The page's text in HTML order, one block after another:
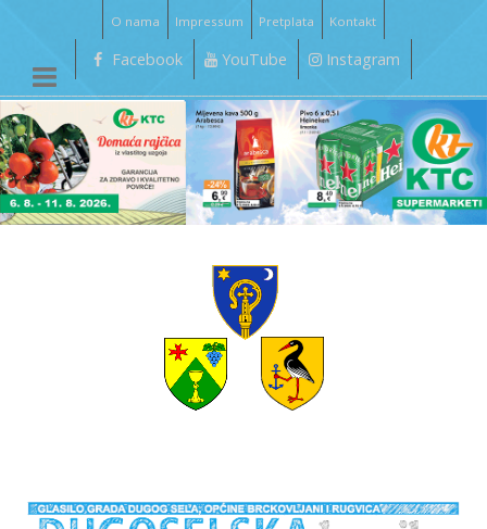
O nama Impressum Pretplata Kontakt
Facebook YouTube Instagram